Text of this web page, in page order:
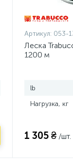
Артикул: 053-
Леска
1200 м
lb
Нагрузка, кг
1 305 ₴ /шт.